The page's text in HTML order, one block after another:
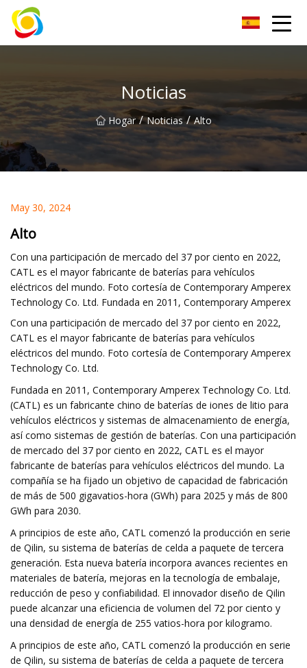
Noticias
Hogar / Noticias / Alto
May 30, 2024
Alto
Con una participación de mercado del 37 por ciento en 2022,
CATL es el mayor fabricante de baterías para vehículos
eléctricos del mundo. Foto cortesía de Contemporary Amperex
Technology Co. Ltd. Fundada en 2011, Contemporary Amperex
Con una participación de mercado del 37 por ciento en 2022,
CATL es el mayor fabricante de baterías para vehículos
eléctricos del mundo. Foto cortesía de Contemporary Amperex
Technology Co. Ltd.
Fundada en 2011, Contemporary Amperex Technology Co. Ltd.
(CATL) es un fabricante chino de baterías de iones de litio para
vehículos eléctricos y sistemas de almacenamiento de energía,
así como sistemas de gestión de baterías. Con una participación
de mercado del 37 por ciento en 2022, CATL es el mayor
fabricante de baterías para vehículos eléctricos del mundo. La
compañía se ha fijado un objetivo de capacidad de fabricación
de más de 500 gigavatios-hora (GWh) para 2025 y más de 800
GWh para 2030.
A principios de este año, CATL comenzó la producción en serie
de Qilin, su sistema de baterías de celda a paquete de tercera
generación. Esta nueva batería incorpora avances recientes en
materiales de batería, mejoras en la tecnología de embalaje,
reducción de peso y confiabilidad. El innovador diseño de Qilin
puede alcanzar una eficiencia de volumen del 72 por ciento y
una densidad de energía de 255 vatios-hora por kilogramo.
A principios de este año, CATL comenzó la producción en serie
de Qilin, su sistema de baterías de celda a paquete de tercera